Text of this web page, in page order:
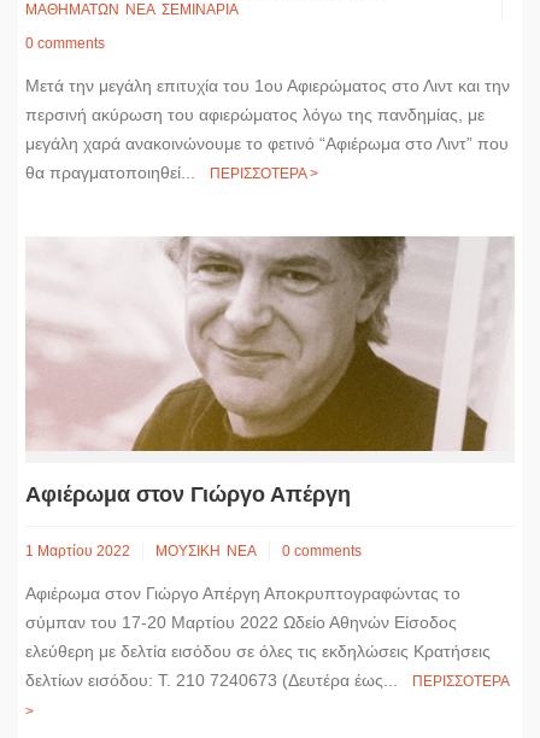
ΜΑΘΗΜΑΤΩΝ ΝΕΑ ΣΕΜΙΝΑΡΙΑ
0 comments
Μετά την μεγάλη επιτυχία του 1ου Αφιερώματος στο Λιντ και την
περσινή ακύρωση του αφιερώματος λόγω της πανδημίας, με
μεγάλη χαρά ανακοινώνουμε το φετινό “Αφιέρωμα στο Λιντ” που
θα πραγματοποιηθεί...
ΠΕΡΙΣΣΟΤΕΡΑ >
Αφιέρωμα στον Γιώργο Απέργη
1 Μαρτίου 2022 ΜΟΥΣΙΚΗ ΝΕΑ 0 comments
Αφιέρωμα στον Γιώργο Απέργη Αποκρυπτογραφώντας το
σύμπαν του 17-20 Μαρτίου 2022 Ωδείο Αθηνών Είσοδος
ελεύθερη με δελτία εισόδου σε όλες τις εκδηλώσεις Kρατήσεις
δελτίων εισόδου: Τ. 210 7240673 (Δευτέρα έως...
ΠΕΡΙΣΣΟΤΕΡΑ
>